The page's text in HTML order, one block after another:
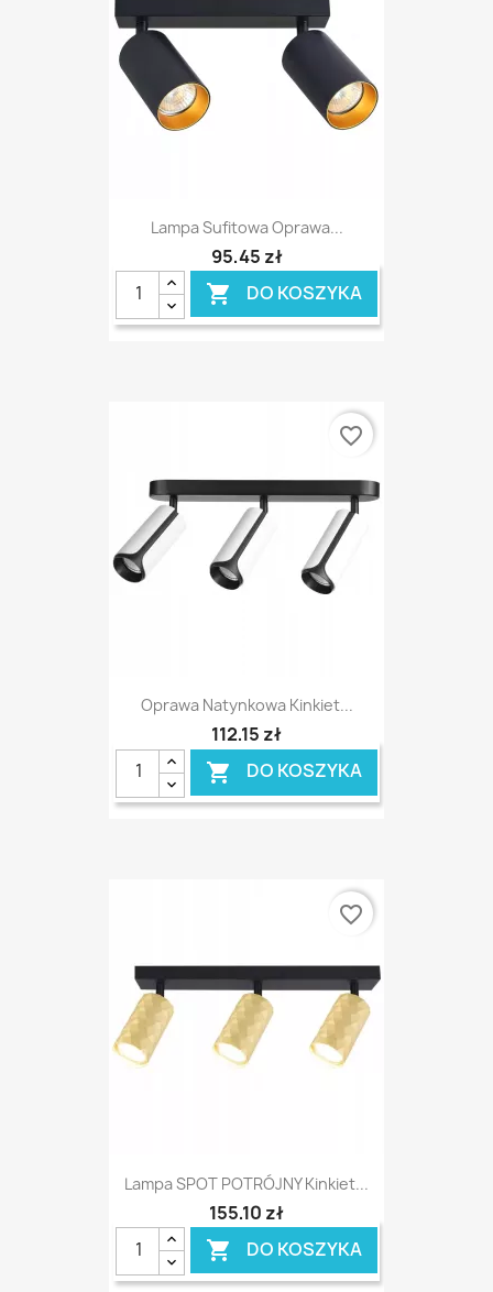
Lampa Sufitowa Oprawa...
95,45 zł
 DO KOSZYKA
Oprawa Natynkowa Kinkiet...
112,15 zł
 DO KOSZYKA
favorite_border
Lampa SPOT POTRÓJNY Kinkiet...
155,10 zł
 DO KOSZYKA
favorite_border